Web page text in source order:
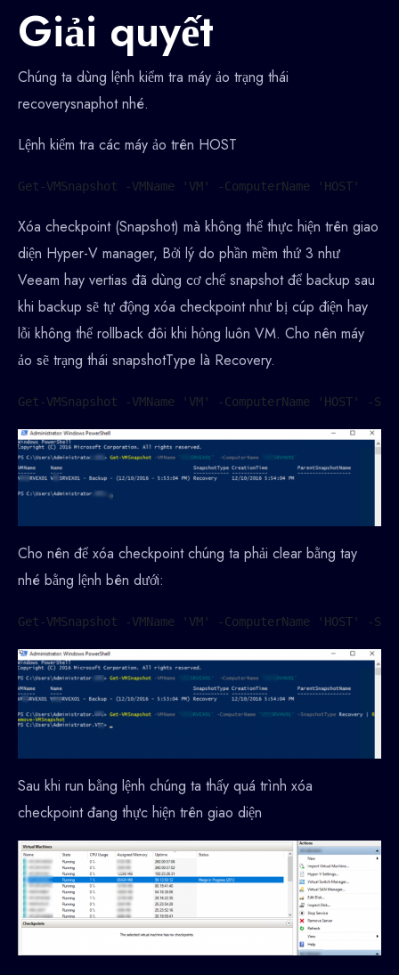
Giải quyết
Chúng ta dùng lệnh kiểm tra máy ảo trạng thái
recoverysnaphot nhé.
Lệnh kiểm tra các máy ảo trên HOST
Get-VMSnapshot -VMName 'VM' -ComputerName 'HOST'
Xóa checkpoint (Snapshot) mà không thể thực hiện trên giao
diện Hyper-V manager, Bởi lý do phần mềm thứ 3 như
Veeam hay vertias đã dùng cơ chế snapshot để backup sau
khi backup sẽ tự động xóa checkpoint như bị cúp điện hay
lỗi không thể rollback đôi khi hỏng luôn VM. Cho nên máy
ảo sẽ trạng thái snapshotType là Recovery.
Get-VMSnapshot -VMName 'VM' -ComputerName 'HOST' -
Cho nên để xóa checkpoint chúng ta phải clear bằng tay
nhé bằng lệnh bên dưới:
Get-VMSnapshot -VMName 'VM' -ComputerName 'HOST' -
Sau khi run bằng lệnh chúng ta thấy quá trình xóa
checkpoint đang thực hiện trên giao diện